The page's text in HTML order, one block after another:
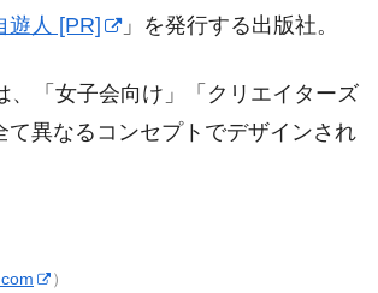
遊人 [PR] 」を発行する出版社。
、「女子会向け」「クリエイターズ
て異なるコンセプトでデザインされ
）